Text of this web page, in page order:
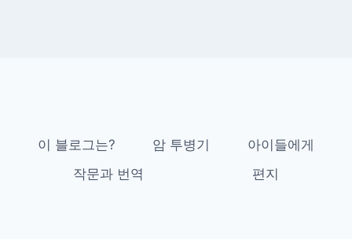
이 블로그는? 암 투병기
아이들에게
작문과 번역
편지